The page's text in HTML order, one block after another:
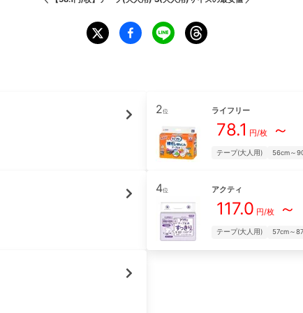
2位 ライフリー
78.1 円/枚～
テープ(大人用) 56cm～
4位 アクティ
117.0 円/枚～
テープ(大人用) 57cm～